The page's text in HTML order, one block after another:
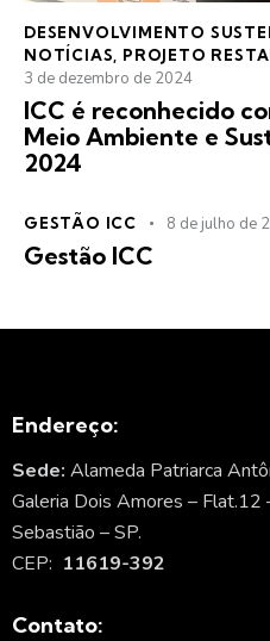
DESENVOLVIMENTO
NOTÍCIAS
PROJETO
3 de dezembro de 2024
ICC é reconhecido
Meio Ambiente e
2024
GESTÃO ICC 8 de julho de
Gestão ICC
Endereço:
Sede: Alameda Patriarca
Galeria Dois Amores – Flat.12
Sebastião – SP.
CEP: 11619-392
Contato: